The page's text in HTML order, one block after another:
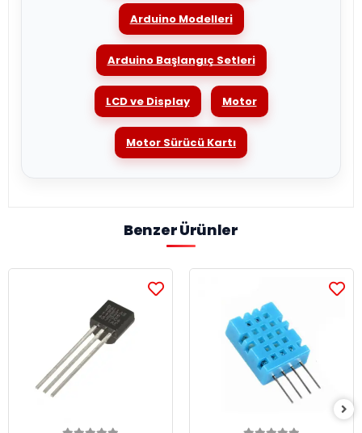
Arduino Modelleri
Arduino Başlangıç Setleri
LCD ve Display Motor
Motor Sürücü Kartı
Benzer Ürünler